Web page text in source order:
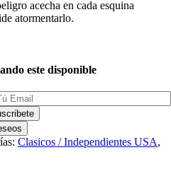
acecha en cada esquina
atormentarlo.
este disponible
Clasicos / Independientes USA,